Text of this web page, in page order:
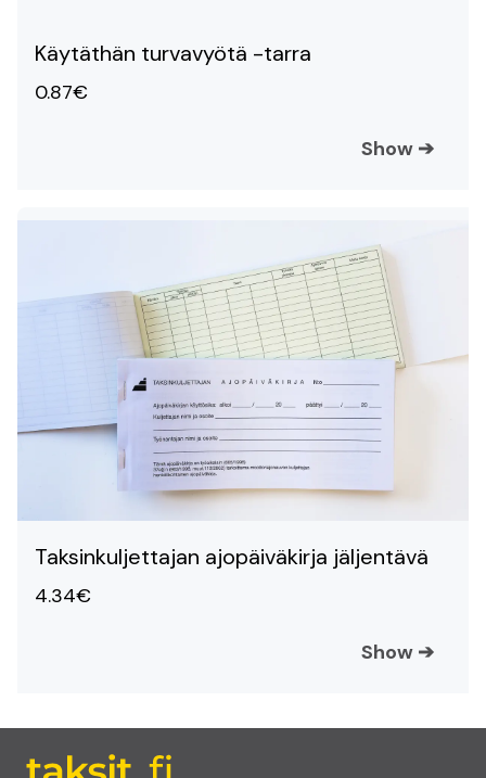
Käytäthän turvavyötä -tarra
0.87€
Show ➔
Taksinkuljettajan ajopäiväkirja jäljentävä
4.34€
Show ➔